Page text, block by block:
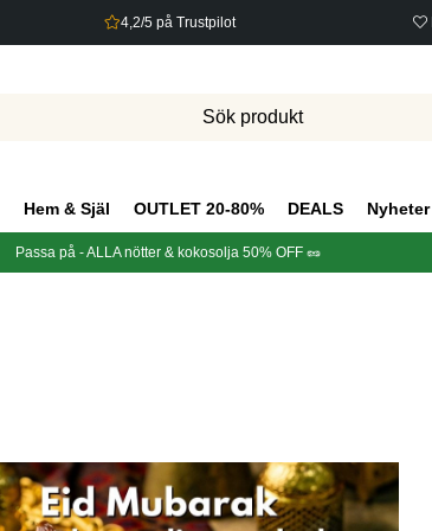
4,2/5 på Trustpilot
Hem & Själ OUTLET 20-80% DEALS Nyheter
Passa på - ALLA nötter & kokosolja 50% OFF 🥜